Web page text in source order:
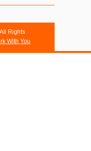
Rights
With You